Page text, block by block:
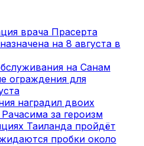
врача Прасерта
на 8 августа в
на Санам
ограждения для
наградил двоих
за героизм
Таиланда пройдёт
пробки около